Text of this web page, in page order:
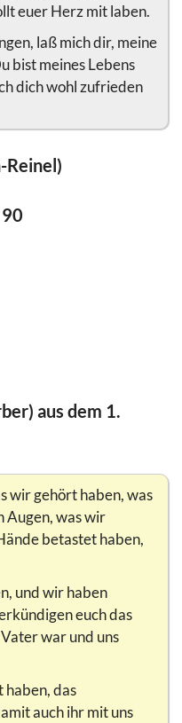
euer Herz mit laben.
laß mich dir, meine
bist meines Lebens
dich wohl zufrieden
Reinel)
aus dem 1.
wir gehört haben, was
Augen, was wir
betastet haben,
und wir haben
euch das
war und uns
haben, das
auch ihr mit uns